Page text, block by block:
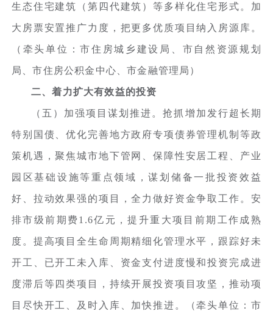
生态住宅建筑（第四代建筑）等多样化住宅形式。加
大房票安置推广力度，把更多优质项目纳入房源库。
（牵头单位：市住房城乡建设局、市自然资源规划
局、市住房公积金中心、市金融管理局）
二、着力扩大有效益的投资
（五）加强项目谋划推进。抢抓增加发行超长期
特别国债、优化完善地方政府专项债券管理机制等政
策机遇，聚焦城市地下管网、保障性安居工程、产业
园区基础设施等重点领域，谋划储备一批投资效益
好、拉动效果强的项目，全力做好资金争取工作。安
排市级前期费1.6亿元，提升重大项目前期工作成熟
度。提高项目全生命周期精细化管理水平，跟踪好未
开工、已开工未入库、资金支付进度慢和投资完成进
度滞后等四类项目，持续开展投资项目攻坚，推动项
目尽快开工、及时入库、加快推进。（牵头单位：市